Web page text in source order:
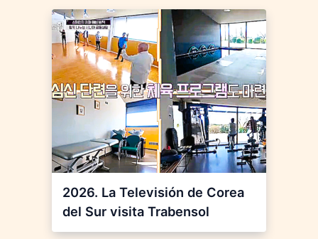
2026. La Televisión de Corea
del Sur visita Trabensol